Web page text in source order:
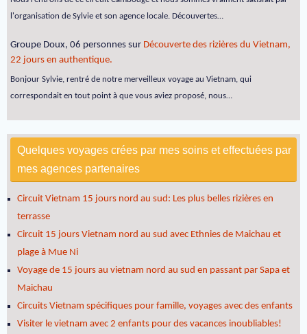
l'organisation de Sylvie et son agence locale. Découvertes…
Groupe Doux, 06 personnes sur Découverte des rizières du Vietnam,
22 jours en authentique.
Bonjour Sylvie, rentré de notre merveilleux voyage au Vietnam, qui
correspondait en tout point à que vous aviez proposé, nous…
Quelques voyages crées par mes soins et effectuées par
mes agences partenaires
Circuit Vietnam 15 jours nord au sud: Les plus belles rizières en
terrasse
Circuit 15 jours Vietnam nord au sud avec Ethnies de Maichau et
plage à Mue Ni
Voyage de 15 jours au vietnam nord au sud en passant par Sapa et
Maichau
Circuits Vietnam spécifiques pour famille, voyages avec des enfants
Visiter le vietnam avec 2 enfants pour des vacances inoubliables!